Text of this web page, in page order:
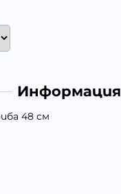
Информация
48 см